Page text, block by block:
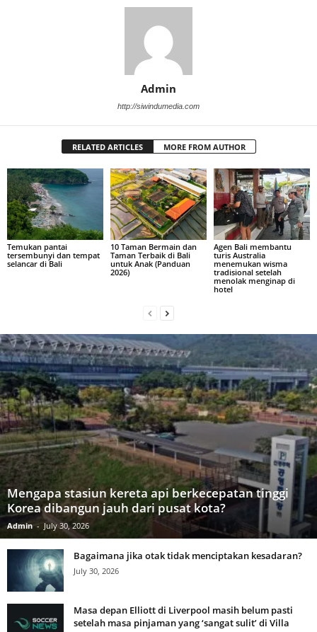
Admin
http://siwindumedia.com
RELATED ARTICLES MORE FROM AUTHOR
Temukan pantai
tersembunyi dan tempat
selancar di Bali
10 Taman Bermain dan
Taman Terbaik di Bali
untuk Anak (Panduan
2026)
Agen Bali membantu
turis Australia
menemukan wisma
tradisional setelah
menolak menginap di
hotel
Mengapa stasiun kereta api berkecepatan tinggi
Korea dibangun jauh dari pusat kota?
Admin - July 30, 2026
Bagaimana jika otak tidak menciptakan kesadaran?
July 30, 2026
Masa depan Elliott di Liverpool masih belum pasti
setelah masa pinjaman yang ‘sangat sulit’ di Villa